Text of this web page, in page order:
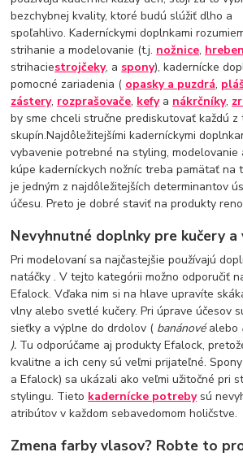
bezchybnej kvality, ktoré budú slúžiť dlho a
spoľahlivo. Kaderníckymi doplnkami
strihanie a modelovanie (t.j. nožnice,
strihaciestrojčeky, a spony), kadernícke
pomocné zariadenia ( opasky a puzdrá,
zástery, rozprašovače, kefya nákrčníky,
by sme chceli stručne prediskutovať každú z
skupín.Najdôležitejšími kaderníckymi
vybavenie potrebné na styling, modelovanie
kúpe kaderníckych nožníc treba pamätať na
je jedným z najdôležitejších determinantov
účesu. Preto je dobré staviť na produkty
Nevyhnutné doplnky pre kučery a
Pri modelovaní sa najčastejšie používajú
natáčky . V tejto kategórii možno odporučiť
Efalock. Vďaka nim si na hlave upravíte
vlny alebo svetlé kučery. Pri úprave účesov
sieťky a výplne do drdolov ( banánovéalebo
). Tu odporúčame aj produkty Efalock,
kvalitne a ich ceny sú veľmi prijateľné.
a Efalock) sa ukázali ako veľmi užitočné pri
stylingu. Tieto kadernícke potrebysú
atribútov v každom sebavedomom holičstve.
Zmena farby vlasov? Robte to